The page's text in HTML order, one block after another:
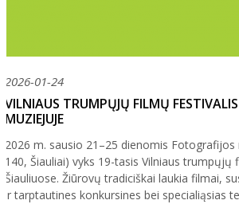
2026-01-24
VILNIAUS TRUMPŲJŲ FILMŲ
MUZIEJUJE
2026 m. sausio 21–25 dienomis Fotografijos
140, Šiauliai) vyks 19-tasis Vilniaus trumpųjų
Šiauliuose. Žiūrovų tradiciškai laukia filmai,
ir tarptautines konkursines bei specialiąsias